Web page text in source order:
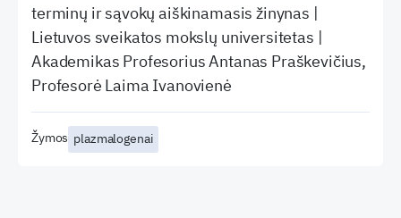
terminų ir sąvokų aiškinamasis žinynas |
Lietuvos sveikatos mokslų universitetas |
Akademikas Profesorius Antanas Praškevičius,
Profesorė Laima Ivanovienė
Žymos plazmalogenai